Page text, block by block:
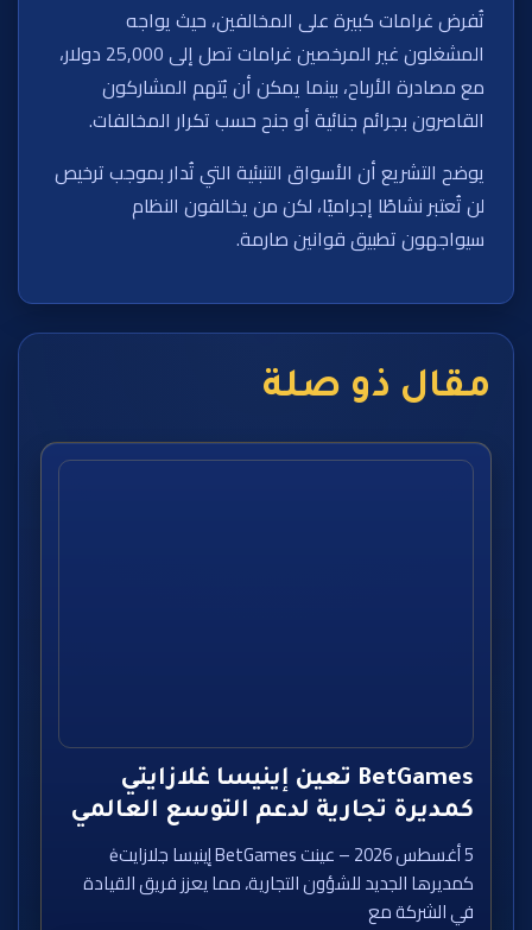
تُفرض غرامات كبيرة على المخالفين، حيث يواجه
المشغلون غير المرخصين غرامات تصل إلى 25,000 دولار،
مع مصادرة الأرباح، بينما يمكن أن يُتهم المشاركون
القاصرون بجرائم جنائية أو جنح حسب تكرار المخالفات.
يوضح التشريع أن الأسواق التنبئية التي تُدار بموجب ترخيص
لن تُعتبر نشاطًا إجراميًا، لكن من يخالفون النظام
سيواجهون تطبيق قوانين صارمة.
مقال ذو صلة
BetGames تعين إينيسا غلازايتي
كمديرة تجارية لدعم التوسع العالمي
5 أغسطس 2026 – عينت BetGames إينيسا جلازايتė
كمديرها الجديد للشؤون التجارية، مما يعزز فريق القيادة
في الشركة مع